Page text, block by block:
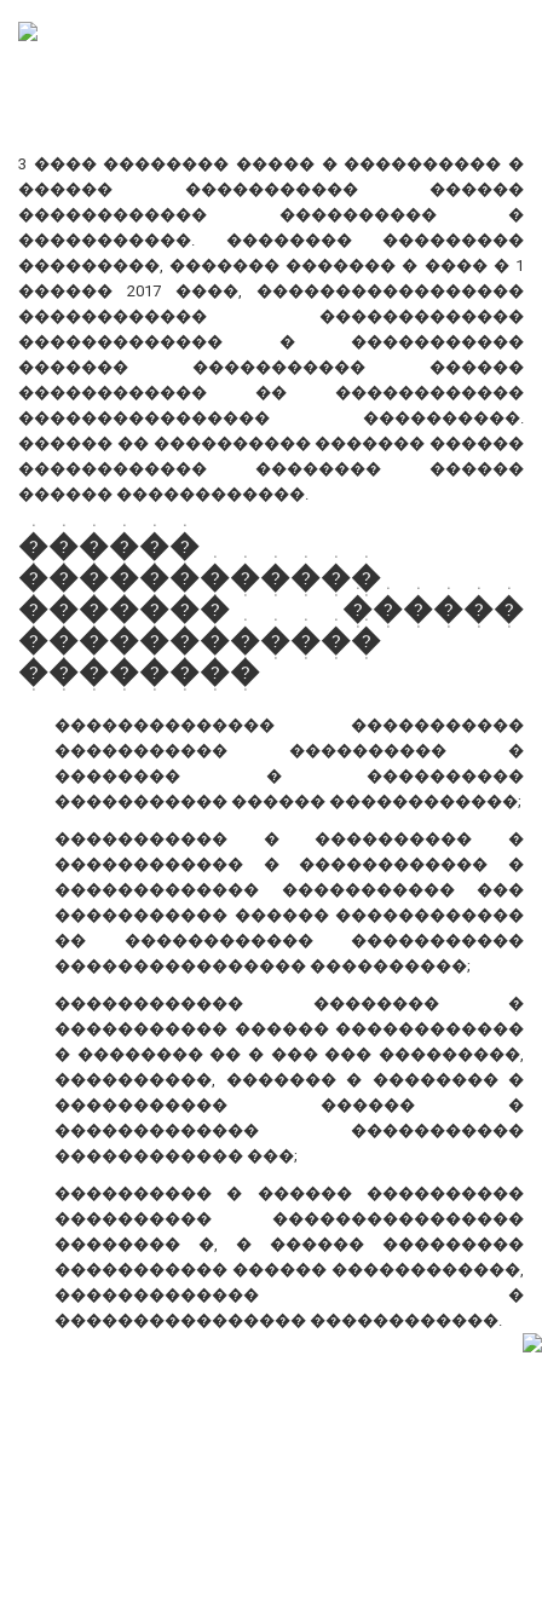
3 ���� �������� ����� � ���������� �
������ ����������� ������
������������ ���������� �
�����������. �������� ���������
���������, ������� ������� � ���� � 1
������ 2017 ����, �����������������
������������ �������������
������������� � �����������
������� ����������� ������
������������ �� ������������
���������������� ����������.
������ �� ���������� ������� ������
������������ �������� ������
������ ������������.
������
������������
������� ������
������������
��������
�������������� �����������
����������� ���������� �
�������� � ����������
����������� ������ ������������;
����������� � ���������� �
������������ � ������������ �
������������� ����������� ���
����������� ������ ������������
�� ������������ �����������
���������������� ����������;
������������ �������� �
����������� ������ ������������
� �������� �� � ��� ��� ���������,
����������, ������� � �������� �
����������� ������ �
������������� �����������
������������ ���;
���������� � ������ ����������
���������� ����������������
�������� �, � ������ ���������
����������� ������ ������������,
������������� �
���������������� ������������.